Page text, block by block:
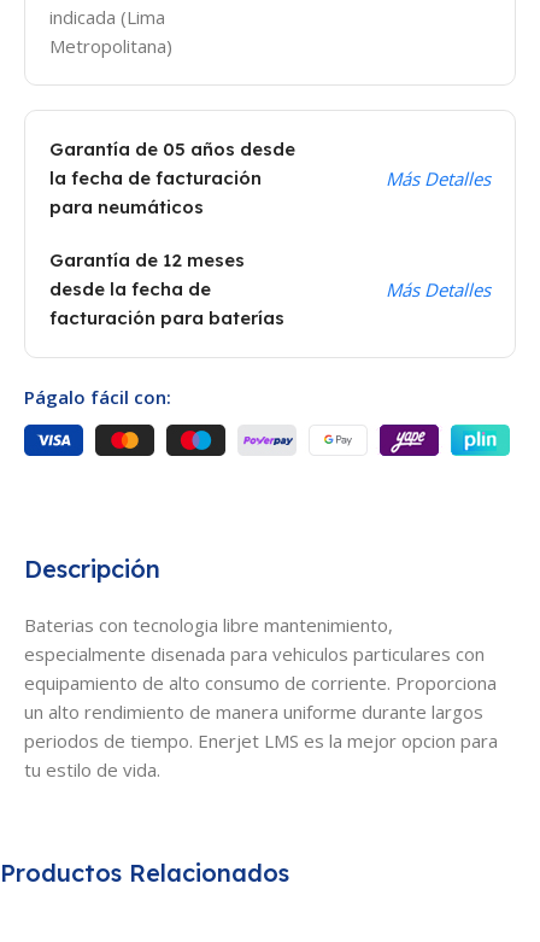
Descripción
Baterias con tecnologia libre mantenimiento,
especialmente disenada para vehiculos particulares con
equipamiento de alto consumo de corriente. Proporciona
un alto rendimiento de manera uniforme durante largos
periodos de tiempo. Enerjet LMS es la mejor opcion para
tu estilo de vida.
indicada (Lima
Metropolitana)
Garantía de 05 años desde
la fecha de facturación
para neumáticos
Más Detalles
Garantía de 12 meses
desde la fecha de
facturación para baterías
Más Detalles
Págalo fácil con:
Productos Relacionados